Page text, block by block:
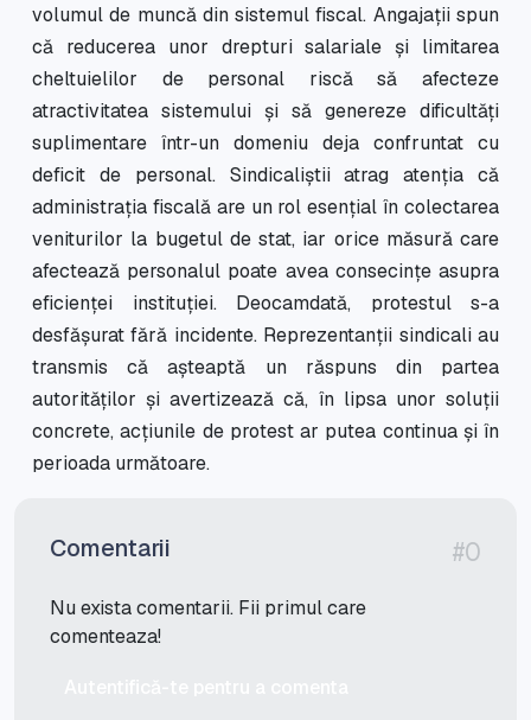
volumul de muncă din sistemul fiscal. Angajații spun
că reducerea unor drepturi salariale și limitarea
cheltuielilor de personal riscă să afecteze
atractivitatea sistemului și să genereze dificultăți
suplimentare într-un domeniu deja confruntat cu
deficit de personal. Sindicaliștii atrag atenția că
administrația fiscală are un rol esențial în colectarea
veniturilor la bugetul de stat, iar orice măsură care
afectează personalul poate avea consecințe asupra
eficienței instituției. Deocamdată, protestul s-a
desfășurat fără incidente. Reprezentanții sindicali au
transmis că așteaptă un răspuns din partea
autorităților și avertizează că, în lipsa unor soluții
concrete, acțiunile de protest ar putea continua și în
perioada următoare.
Comentarii #0
Nu exista comentarii. Fii primul care
comenteaza!